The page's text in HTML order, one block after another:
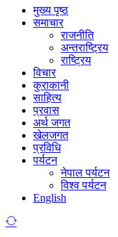
मुख्य पृष्ठ
समाचार
राजनीति
अन्तराष्ट्रिय
राष्ट्रिय
विचार
कुराकानी
साहित्य
प्रवास
अर्थ जगत
खेलजगत
प्रविधि
पर्यटन
नेपाल पर्यटन
विश्व पर्यटन
English